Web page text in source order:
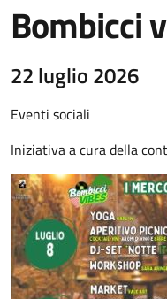
Bombicci
22 luglio 2026
Eventi sociali
Iniziativa a cura della